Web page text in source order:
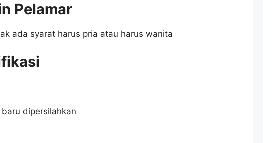
Pelamar
ada syarat harus pria atau harus wanita
dipersilahkan